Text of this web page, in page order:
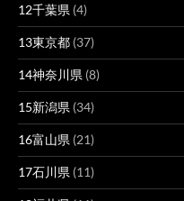
12千葉県 (4)
13東京都 (37)
14神奈川県 (8)
15新潟県 (34)
16富山県 (21)
17石川県 (11)